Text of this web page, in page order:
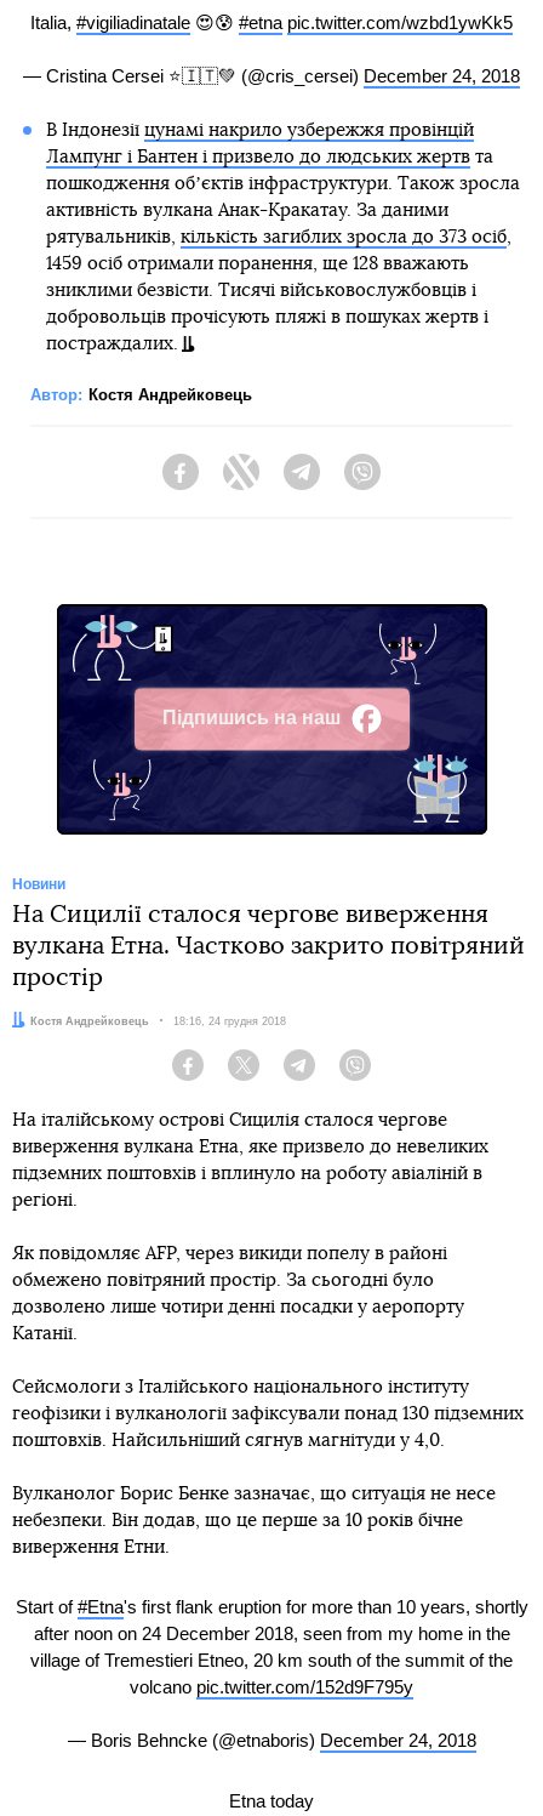
Italia, #vigiliadinatale 😍😰 #etna pic.twitter.com/wzbd1ywKk5
— Cristina Cersei ⭐️🇮🇹💚 (@cris_cersei) December 24, 2018
В Індонезії цунамі накрило узбережжя провінцій
Лампунг і Бантен і призвело до людських жертвта
пошкодження обʼєктів інфраструктури. Також зросла
активність вулкана Анак-Кракатау. За даними
рятувальників, кількість загиблих зросла до 373 осіб,
1459 осіб отримали поранення, ще 128 вважають
зниклими безвісти. Тисячі військовослужбовців і
добровольців прочісують пляжі в пошуках жертв і
постраждалих.
Автор: Костя Андрейковець
FacebookTwitter Telegram
Підпишись на наш
Facebook
Новини
На Сицилії сталося чергове виверження
вулкана Етна. Частково закрито повітряний
простір
Автор:Костя Андрейковець Дата:
18:16, 24 грудня 2018
Facebook Twitter Telegram
На італійському острові Сицилія сталося чергове
виверження вулкана Етна, яке призвело до невеликих
підземних поштовхів і вплинуло на роботу авіаліній в
регіоні.
Як повідомляє AFP, через викиди попелу в районі
обмежено повітряний простір. За сьогодні було
дозволено лише чотири денні посадки у аеропорту
Катанії.
Сейсмологи з Італійського національного інституту
геофізики і вулканології зафіксували понад 130 підземних
поштовхів. Найсильніший сягнув магнітуди у 4,0.
Вулканолог Борис Бенке зазначає, що ситуація не несе
небезпеки. Він додав, що це перше за 10 років бічне
виверження Етни.
Start of#Etna's first flank eruption for more than 10 years, shortly
after noon on 24 December 2018, seen from my home in the
village of Tremestieri Etneo, 20 km south of the summit of the
volcano pic.twitter.com/152d9F795y
— Boris Behncke (@etnaboris) December 24, 2018
Etna today